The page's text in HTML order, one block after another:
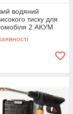
водяний
тиску для
2 АКУМ
_624)